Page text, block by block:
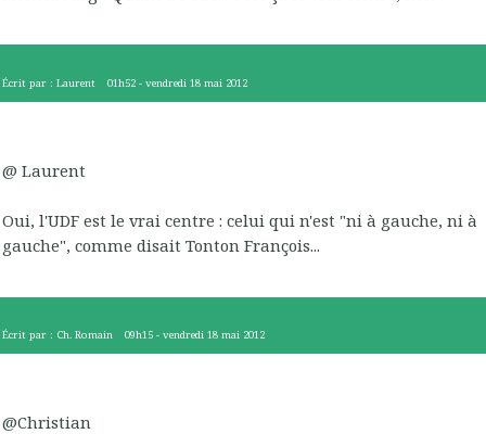
Écrit par : Laurent 01h52 -vendredi 18 mai 2012
@ Laurent
Oui, l'UDF est le vrai centre : celui qui n'est "ni à gauche, ni à
gauche", comme disait Tonton François...
Écrit par : Ch. Romain 09h15 -vendredi 18 mai 2012
@Christian